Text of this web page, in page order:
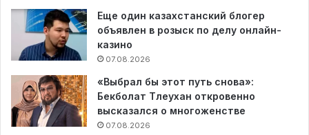
Еще один казахстанский блогер
объявлен в розыск по делу онлайн-
казино
07.08.2026
«Выбрал бы этот путь снова»:
Бекболат Тлеухан откровенно
высказался о многоженстве
07.08.2026